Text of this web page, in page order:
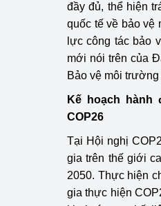
đầy đủ, thể hiện
quốc tế về bảo vệ
lực công tác bảo
mới nói trên của
Bảo vệ môi
Kế hoạch hành
COP26
Tại Hội nghị
gia trên thế giới
2050. Thực hiện
gia thực hiện